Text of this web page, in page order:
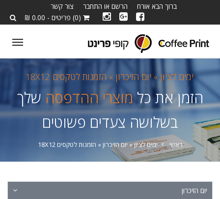
ברוך הבא אורח הרשם או התחבר
צור קשר
(0) פריטים - 0.00 ₪
ימים לציון »יום הזיכרון » הזמנות לטקסים 18X12
הזמן את כלמוצרי ההדפסה שלך
בשלושה צעדים פשוטים
ראשי ימים לציון »יום הזיכרון » הזמנות לטקסים 18X12
יום הזיכרון